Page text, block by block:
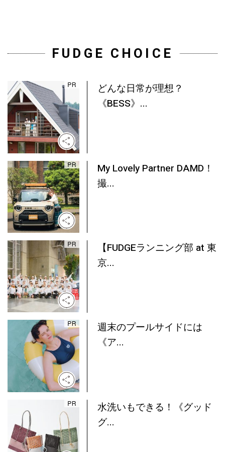
FUDGE CHOICE
どんな日常が理想？
《BESS》...
My Lovely Partner DAMD！
撮...
【FUDGEランニング部 at 東
京...
週末のプールサイドには
《ア...
水洗いもできる！《グッド
グ...